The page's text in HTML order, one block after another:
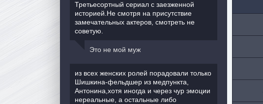
Третьесортный сериал с заезженной
историей.Не смотря на присутствие
замечательных актеров, смотреть не
советую.
Это не мой муж
из всех женских ролей порадовали только
Шишкина-фельдшер из медпункта,
Антонина,хотя иногда и через чур эмоции
нереальные, а остальные либо